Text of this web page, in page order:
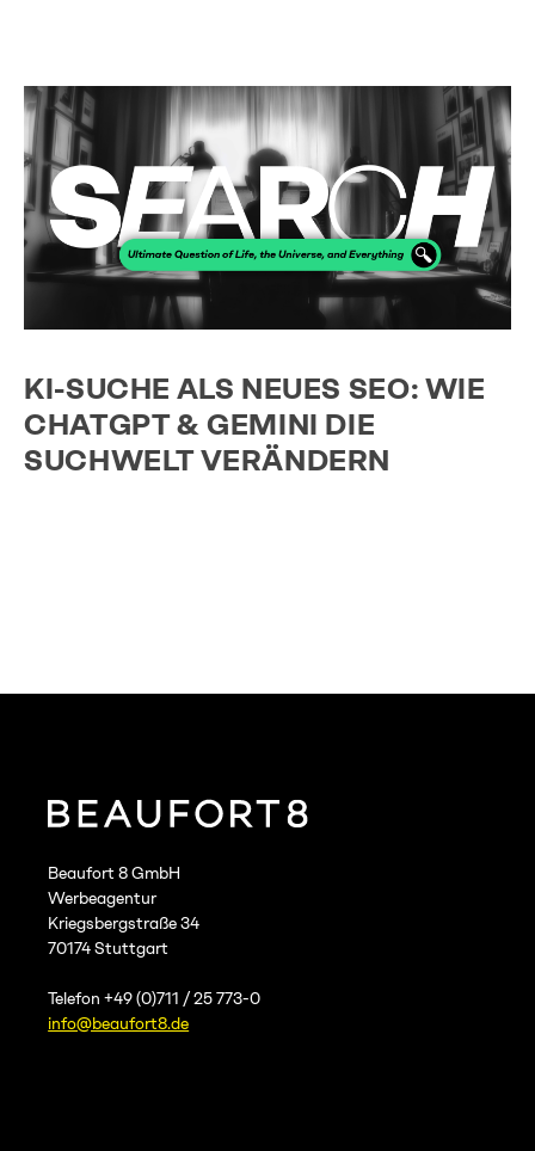
KI-SUCHE ALS NEUES SEO: WIE
CHATGPT & GEMINI DIE
SUCHWELT VERÄNDERN
Beaufort 8 GmbH
Werbeagentur
Kriegsbergstraße 34
70174 Stuttgart
Telefon +49 (0)711 / 25 773-0
info@beaufort8.de